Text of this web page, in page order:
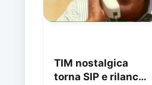
TIM nostalgica
torna SIP e rilancia